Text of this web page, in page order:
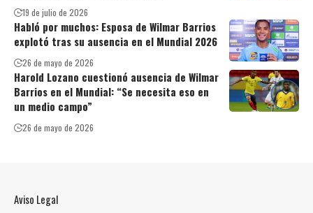
19 de julio de 2026
Habló por muchos: Esposa de Wilmar Barrios
explotó tras su ausencia en el Mundial 2026
26 de mayo de 2026
Harold Lozano cuestionó ausencia de Wilmar
Barrios en el Mundial: “Se necesita eso en
un medio campo”
26 de mayo de 2026
Aviso Legal